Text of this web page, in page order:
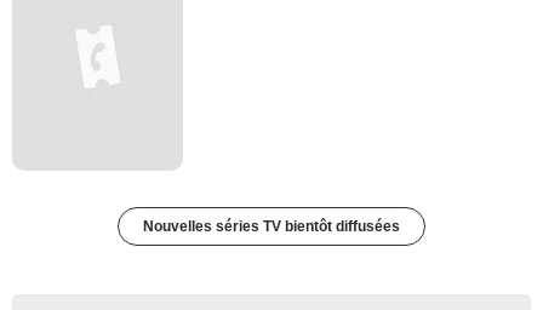
Nouvelles séries TV bientôt diffusées